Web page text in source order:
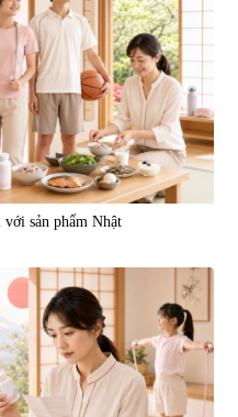
14.560
1.600.000 đ
điều trị đột quỵ Biken Kinase
Gold 60 viên
|0
1.570.000 đ
sản phẩm Nhật